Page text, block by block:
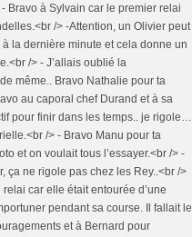
Bravo à Sylvain car le premier relai
/> -Attention, un Olivier peut
la dernière minute et cela donne un
/> - J’allais oublié la
même.. Bravo Nathalie pour ta
au caporal chef Durand et à sa
pour finir dans les temps.. je rigole…
/> - Bravo Manu pour ta
et on voulait tous l’essayer.<br /> -
ça ne rigole pas chez les Rey..<br />
car elle était entourée d’une
pendant sa course. Il fallait le
et à Bernard pour